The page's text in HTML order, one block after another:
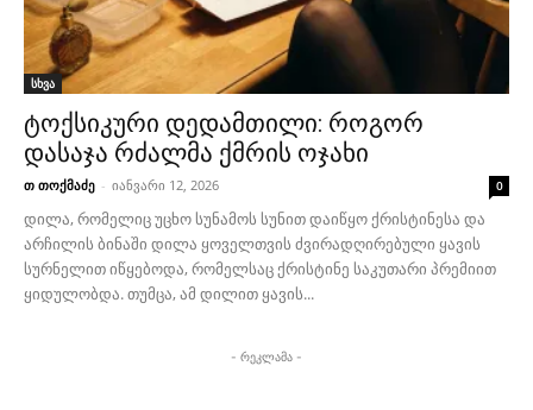
სხვა
ტოქსიკური დედამთილი: როგორ
დასაჯა რძალმა ქმრის ოჯახი
თ თოქმაძე - იანვარი 12, 2026 0
დილა, რომელიც უცხო სუნამოს სუნით დაიწყო ქრისტინესა და
არჩილის ბინაში დილა ყოველთვის ძვირადღირებული ყავის
სურნელით იწყებოდა, რომელსაც ქრისტინე საკუთარი პრემიით
ყიდულობდა. თუმცა, ამ დილით ყავის...
- რეკლამა -